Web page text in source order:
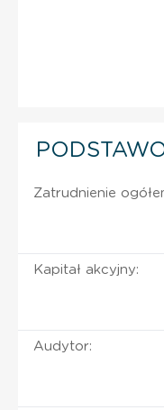
Zatrudnienie
Kapitał akcyjny:
Audytor: